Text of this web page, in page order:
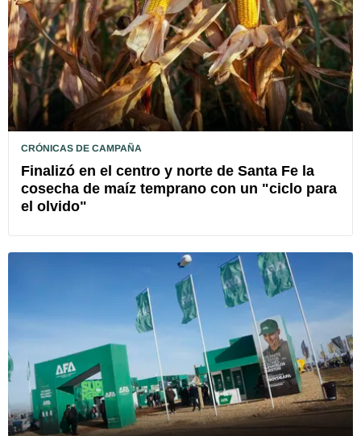
CRÓNICAS DE CAMPAÑA
Finalizó en el centro y norte de Santa Fe la
cosecha de maíz temprano con un "ciclo para
el olvido"